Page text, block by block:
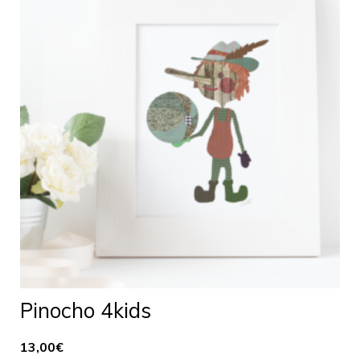
Pinocho 4kids
13,00€